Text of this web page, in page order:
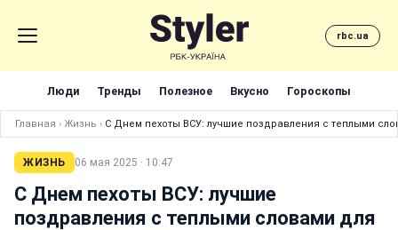
rbc.ua
Люди Тренды Полезное Вкусно Гороскопы
Главная › Жизнь › С Днем пехоты ВСУ: лучшие поздравления с теплыми
ЖИЗНЬ 06 мая 2025 · 10:47
С Днем пехоты ВСУ: лучшие
поздравления с теплыми словами для